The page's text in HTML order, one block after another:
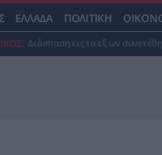
ΕΛΛΑΔΑ ΠΟΛΙΤΙΚΗ
Διάσπαση εις τα εξ ων συνετέθη